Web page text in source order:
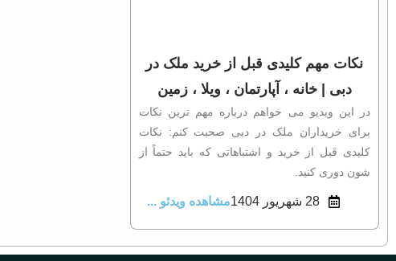
نکات مهم کلیدی قبل از خرید ملک در
دبی | خانه ، آپارتمان ، ویلا ، زمین
در این ویدیو می‌ خواهم درباره مهم‌ ترین نکات
برای خریداران ملک در دبی صحبت کنم: نکات
کلیدی قبل از خرید و اشتباهاتی که باید حتماً از
شون دوری کنید.
مشاهده ویدئو ... 28 شهریور 1404